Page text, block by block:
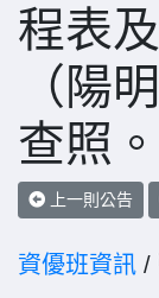
程表
（陽
查照。
上一則公告
資優班資訊 /